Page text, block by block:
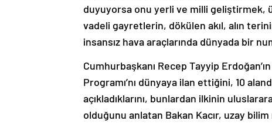
duyuyorsa onu yerli ve milli geliştirmek,
vadeli gayretlerin, dökülen akıl, alın
insansız hava araçlarında dünyada bir
Cumhurbaşkanı Recep Tayyip Erdoğan’ın
Programı’nı dünyaya ilan ettiğini, 10
açıkladıklarını, bunlardan ilkinin
olduğunu anlatan Bakan Kacır, uzay